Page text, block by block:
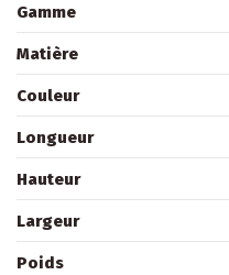
Gamme
Matière
Couleur
Longueur
Hauteur
Largeur
Poids